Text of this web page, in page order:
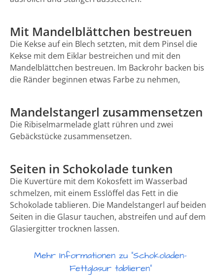
Mit Mandelblättchen bestreuen
Die Kekse auf ein Blech setzten, mit dem Pinsel die
Kekse mit dem Eiklar bestreichen und mit den
Mandelblättchen bestreuen. Im Backrohr backen bis
die Ränder beginnen etwas Farbe zu nehmen,
Mandelstangerl zusammensetzen
Die Ribiselmarmelade glatt rühren und zwei
Gebäckstücke zusammensetzen.
Seiten in Schokolade tunken
Die Kuvertüre mit dem Kokosfett im Wasserbad
schmelzen, mit einem Esslöffel das Fett in die
Schokolade tablieren. Die Mandelstangerl auf beiden
Seiten in die Glasur tauchen, abstreifen und auf dem
Glasiergitter trocknen lassen.
Mehr Informationen zu "Schokoladen-
Fettglasur tablieren"